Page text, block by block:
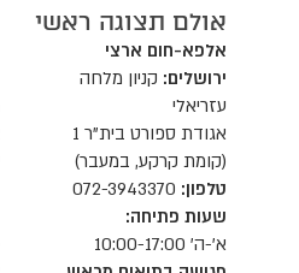
אולם תצוגה ראשי
אלפא-חום ארצי
ירושלים: קניון מלחה
עזריאלי
אגודת ספורט בית"ר 1
(קומת קרקע, במעבר)
טלפון:
שעות פתיחה:
א'-ה' 10:00-17:00